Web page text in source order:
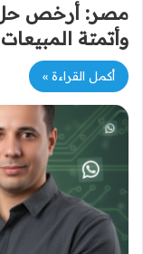
مصر: أرخص حل
وأتمتة
أكمل القراءة »